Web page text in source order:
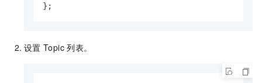
};
设置 Topic 列表。